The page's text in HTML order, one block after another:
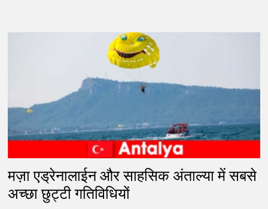
मज़ा एड्रेनालाईन और साहसिक अंताल्या में सबसे
अच्छा छुट्टी गतिविधियों